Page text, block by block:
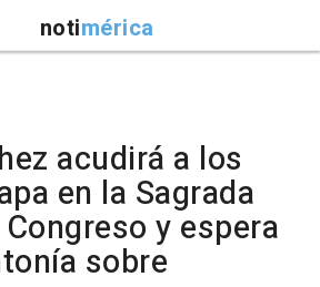
notimérica
acudirá a los
en la Sagrada
y espera
sobre